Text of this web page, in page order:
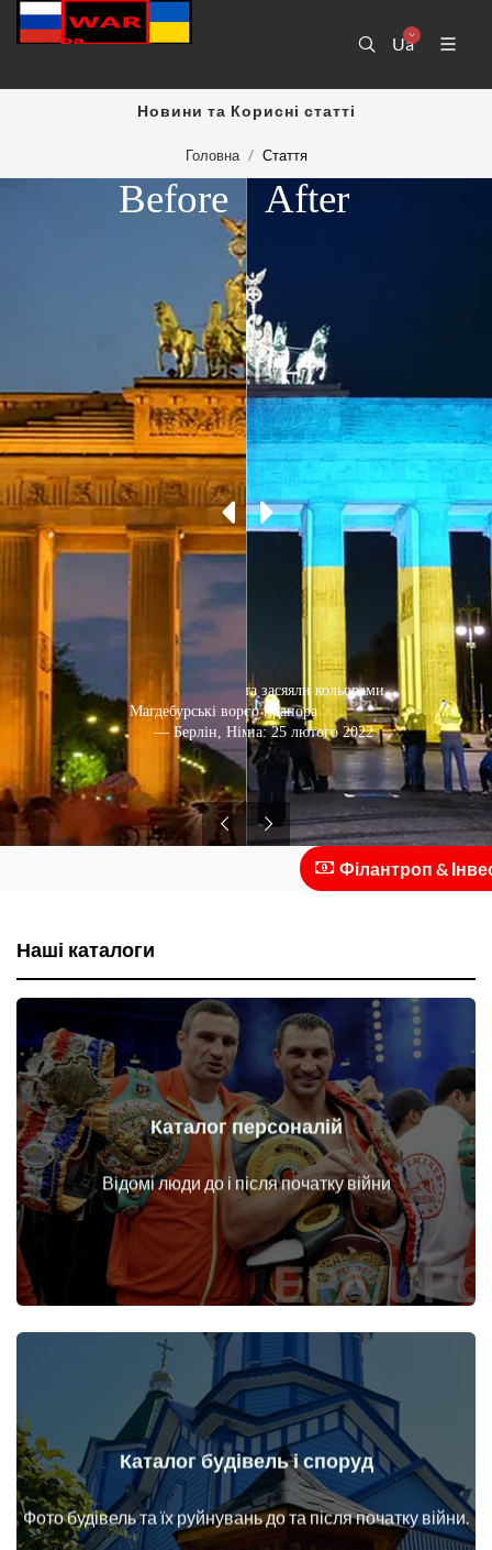
Ua
Новини та Корисні статті
Головна Стаття
Бранденбурзькі ворота засяяли кольорами
українського прапора
— Берлін, Німеччина: 25 лютого 2022
After
Магдебурські ворота у центрі міста
— Берлін, Німеччина: 2021
Before
Філантроп &
Наші каталоги
Каталог персоналій
Відомі люди до і після початку війни
Особи до і після початку війни
Докладніше
Каталог будівель і споруд
Фото будівель та їх руйнувань до та після початку війни.
Будинки, споруди, конструкції, об'єкти до та після початку
війни
Докладніше